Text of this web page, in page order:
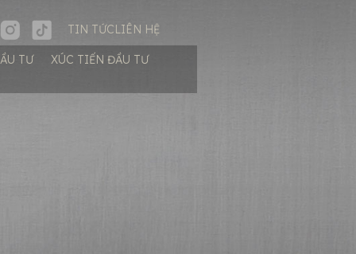
TIN TỨCLIÊN HỆ
TƯ XÚC TIẾN ĐẦU TƯ